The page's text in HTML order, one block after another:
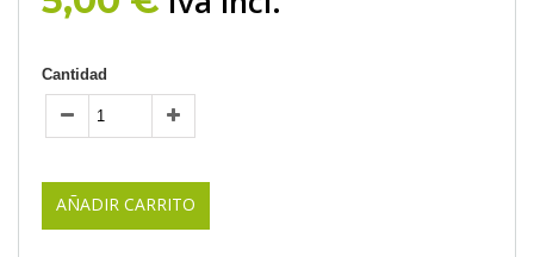
Cantidad
AÑADIR CARRITO